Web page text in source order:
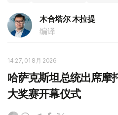
木合塔尔 木拉提
编译
14:27, 01 8月 2026
哈萨克斯坦总统出席摩
大奖赛开幕仪式